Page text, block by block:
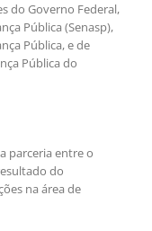
do Governo Federal,
Pública (Senasp),
Pública, e de
Pública do
parceria entre o
do
na área de